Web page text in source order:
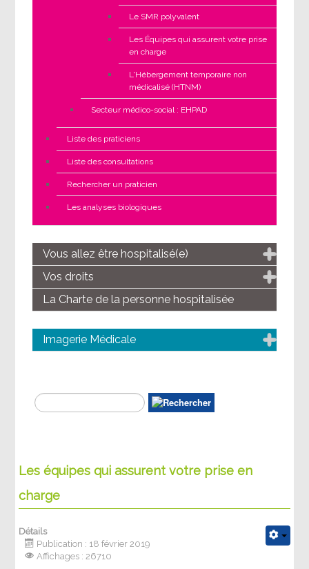
Le SMR polyvalent
Les Équipes qui assurent votre prise
en charge
L'Hébergement temporaire non
médicalisé (HTNM)
Secteur médico-social : EHPAD
Liste des praticiens
Liste des consultations
Rechercher un praticien
Les analyses biologiques
Vous allez être hospitalisé(e)
Vos droits
La Charte de la personne hospitalisée
Imagerie Médicale
Les équipes qui assurent votre prise en
charge
Détails
Publication : 18 février 2019
Affichages : 26710